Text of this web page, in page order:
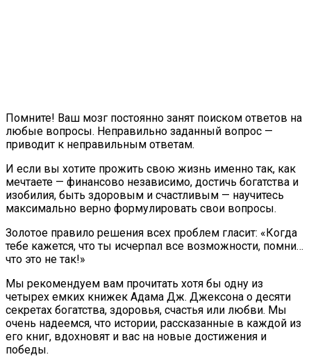
Помните! Ваш мозг постоянно занят поиском ответов на
любые вопросы. Неправильно заданный вопрос —
приводит к неправильным ответам.
И если вы хотите прожить свою жизнь именно так, как
мечтаете — финансово независимо, достичь богатства и
изобилия, быть здоровым и счастливым — научитесь
максимально верно формулировать свои вопросы.
Золотое правило решения всех проблем гласит: «Когда
тебе кажется, что ты исчерпал все возможности, помни…
что это не так!»
Мы рекомендуем вам прочитать хотя бы одну из
четырех емких книжек Адама Дж. Джексона о десяти
секретах богатства, здоровья, счастья или любви. Мы
очень надеемся, что истории, рассказанные в каждой из
его книг, вдохновят и вас на новые достижения и
победы.